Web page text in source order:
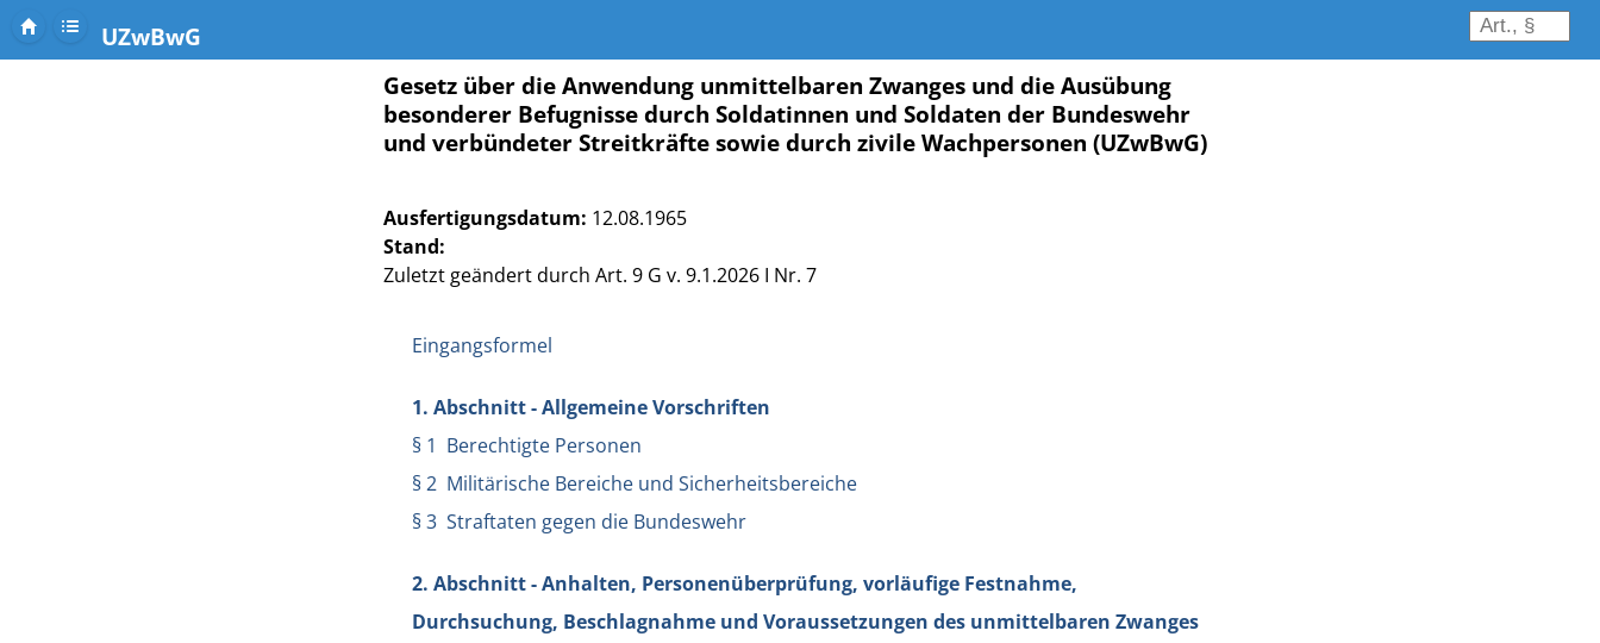
UZwBwG
Gesetz über die Anwendung unmittelbaren Zwanges und die Ausübung
besonderer Befugnisse durch Soldatinnen und Soldaten der Bundeswehr
und verbündeter Streitkräfte sowie durch zivile Wachpersonen (UZwBwG)
Ausfertigungsdatum: 12.08.1965
Stand:
Zuletzt geändert durch Art. 9 G v. 9.1.2026 I Nr. 7
Eingangsformel
1. Abschnitt - Allgemeine Vorschriften
§ 1 Berechtigte Personen
§ 2 Militärische Bereiche und Sicherheitsbereiche
§ 3 Straftaten gegen die Bundeswehr
2. Abschnitt - Anhalten, Personenüberprüfung, vorläufige Festnahme,
Durchsuchung, Beschlagnahme und Voraussetzungen des unmittelbaren Zwanges